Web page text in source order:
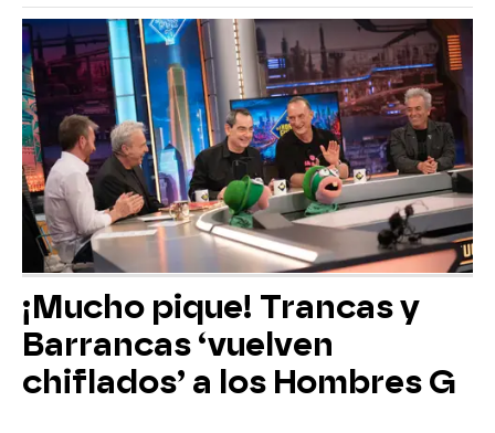
¡Mucho pique! Trancas y
Barrancas ‘vuelven
chiflados’ a los Hombres G